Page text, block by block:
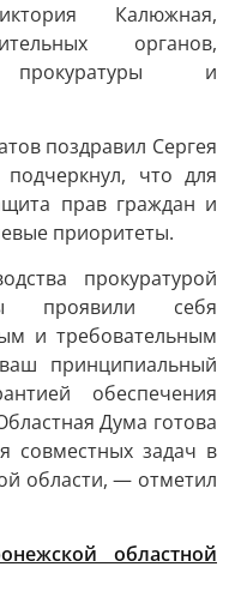
Калюжная,
органов,
и
поздравил Сергея
что для
прав граждан и
приоритеты.
прокуратурой
проявили себя
и требовательным
принципиальный
обеспечения
Дума готова
совместных задач в
области, — отметил
областной